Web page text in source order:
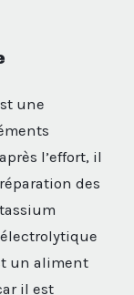
une
l’effort, il
des
un aliment
il est